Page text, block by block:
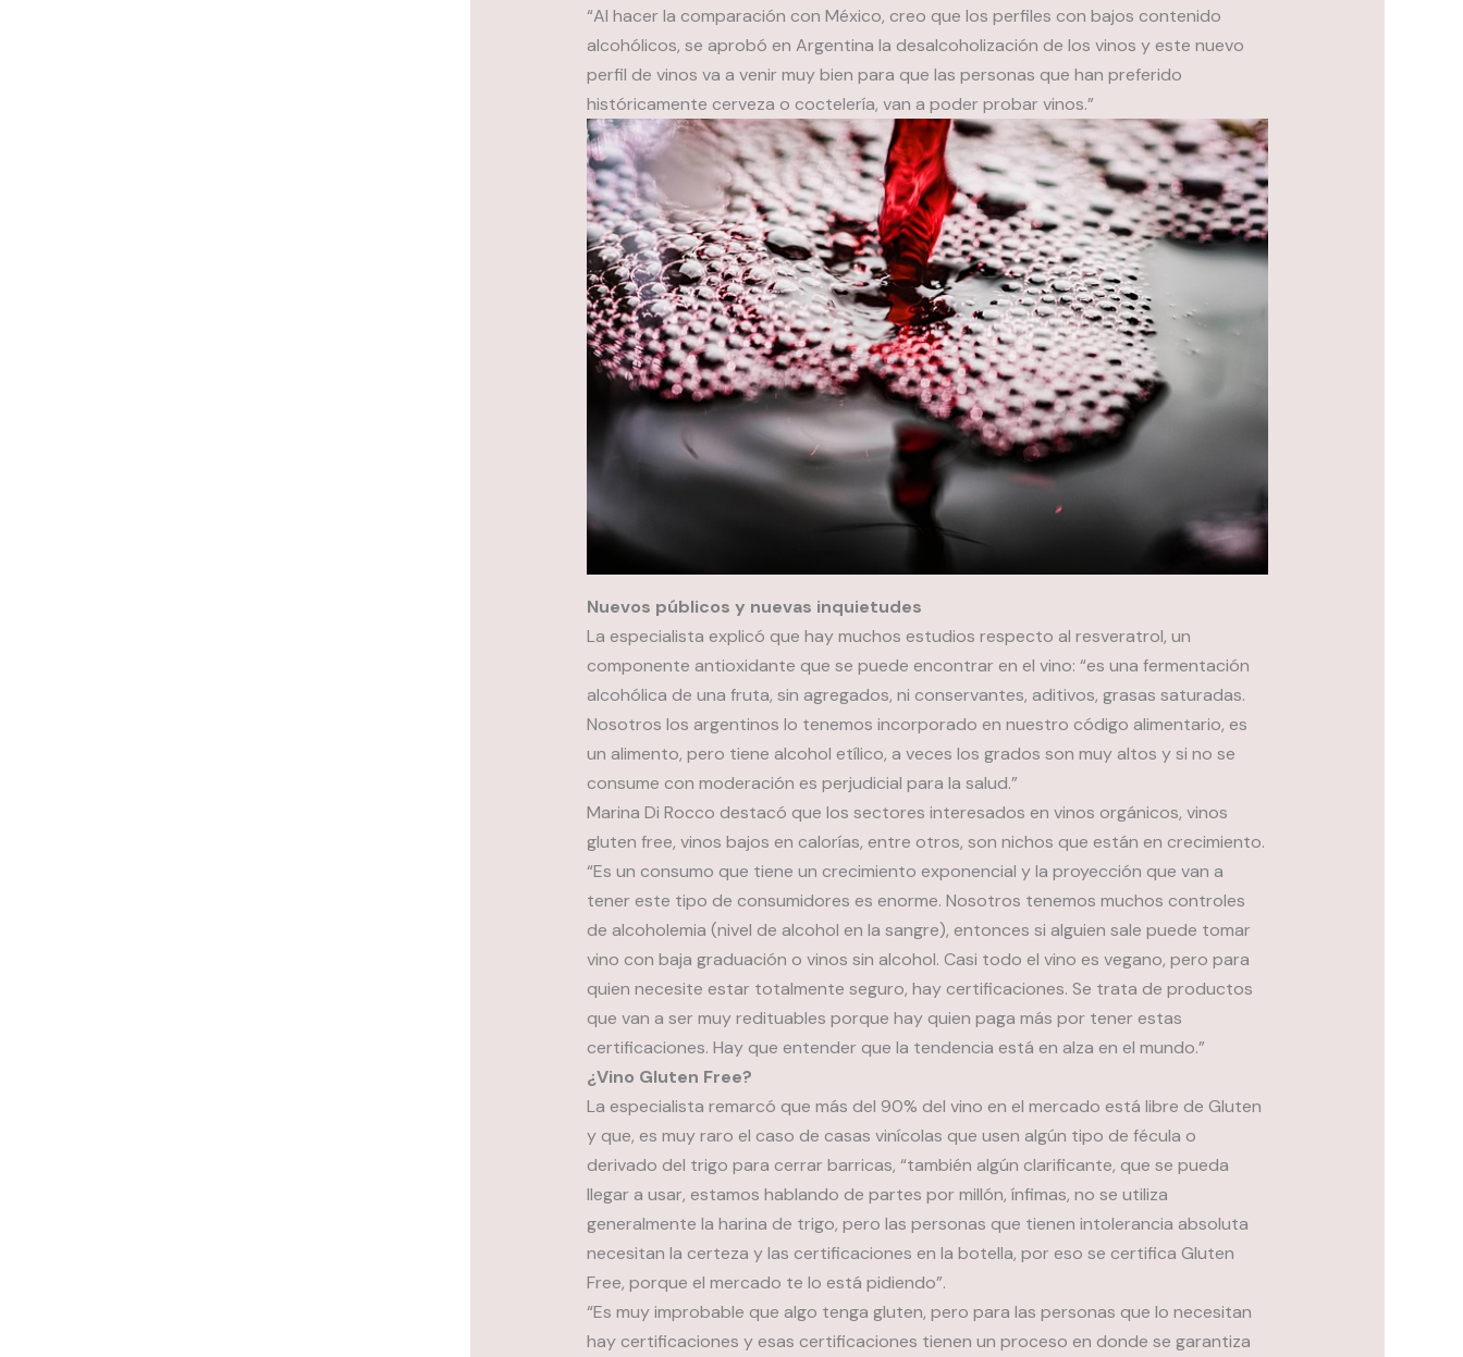
“Al hacer la comparación con México, creo que los perfiles con bajos contenido
alcohólicos, se aprobó en Argentina la desalcoholización de los vinos y este nuevo
perfil de vinos va a venir muy bien para que las personas que han preferido
históricamente cerveza o coctelería, van a poder probar vinos.”
Nuevos públicos y nuevas inquietudes
La especialista explicó que hay muchos estudios respecto al resveratrol, un
componente antioxidante que se puede encontrar en el vino: “es una fermentación
alcohólica de una fruta, sin agregados, ni conservantes, aditivos, grasas saturadas.
Nosotros los argentinos lo tenemos incorporado en nuestro código alimentario, es
un alimento, pero tiene alcohol etílico, a veces los grados son muy altos y si no se
consume con moderación es perjudicial para la salud.”
Marina Di Rocco destacó que los sectores interesados en vinos orgánicos, vinos
gluten free, vinos bajos en calorías, entre otros, son nichos que están en crecimiento.
“Es un consumo que tiene un crecimiento exponencial y la proyección que van a
tener este tipo de consumidores es enorme. Nosotros tenemos muchos controles
de alcoholemia (nivel de alcohol en la sangre), entonces si alguien sale puede tomar
vino con baja graduación o vinos sin alcohol. Casi todo el vino es vegano, pero para
quien necesite estar totalmente seguro, hay certificaciones. Se trata de productos
que van a ser muy redituables porque hay quien paga más por tener estas
certificaciones. Hay que entender que la tendencia está en alza en el mundo.”
¿Vino Gluten Free?
La especialista remarcó que más del 90% del vino en el mercado está libre de Gluten
y que, es muy raro el caso de casas vinícolas que usen algún tipo de fécula o
derivado del trigo para cerrar barricas, “también algún clarificante, que se pueda
llegar a usar, estamos hablando de partes por millón, ínfimas, no se utiliza
generalmente la harina de trigo, pero las personas que tienen intolerancia absoluta
necesitan la certeza y las certificaciones en la botella, por eso se certifica Gluten
Free, porque el mercado te lo está pidiendo”.
“Es muy improbable que algo tenga gluten, pero para las personas que lo necesitan
hay certificaciones y esas certificaciones tienen un proceso en donde se garantiza